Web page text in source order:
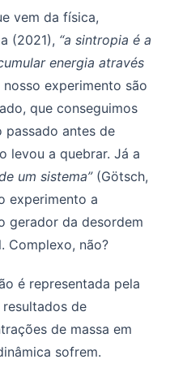
vem da física,
(2021), “a sintropia é a
energia através
nosso experimento são
que conseguimos
passado antes de
levou a quebrar. Já a
um sistema”(Götsch,
experimento a
gerador da desordem
Complexo, não?
é representada pela
de
de massa em
sofrem.